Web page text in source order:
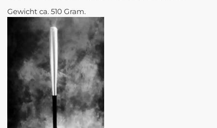
Gewicht ca. 510 Gram.